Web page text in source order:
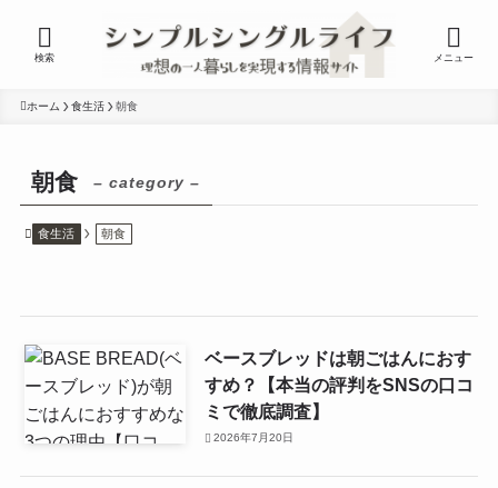
検索 メニュー
ホーム 食生活 朝食
朝食 – category –
食生活 朝食
ベースブレッドは朝ごはんにおす
すめ？【本当の評判をSNSの口コ
ミで徹底調査】
2026年7月20日